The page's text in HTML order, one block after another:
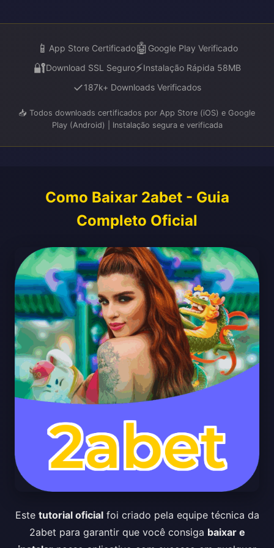
📱 App Store Certificado🤖 Google Play Verificado
🔐Download SSL Seguro⚡Instalação Rápida 58MB
✓187k+ Downloads Verificados
📥 Todos downloads certificados por App Store (iOS) e Google
Play (Android) | Instalação segura e verificada
Como Baixar 2abet - Guia
Completo Oficial
Este tutorial oficialfoi criado pela equipe técnica da
2abet para garantir que você consiga baixar e